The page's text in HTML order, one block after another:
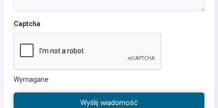
Captcha
Wymagane
Wyślij wiadomość